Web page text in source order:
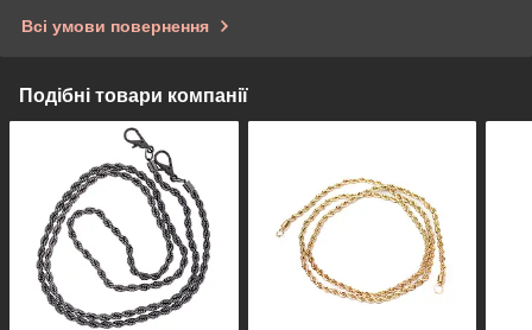
Всі умови повернення
Подібні товари компанії